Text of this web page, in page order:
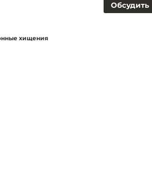
Обсудить
хищения